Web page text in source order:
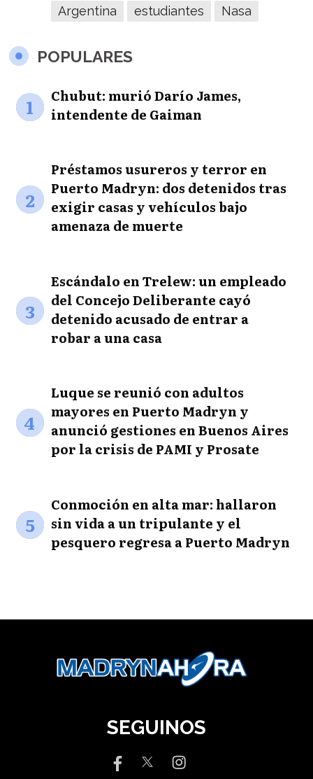
Argentina estudiantes Nasa
POPULARES
1
Chubut: murió Darío James,
intendente de Gaiman
2
Préstamos usureros y terror en
Puerto Madryn: dos detenidos tras
exigir casas y vehículos bajo
amenaza de muerte
3
Escándalo en Trelew: un empleado
del Concejo Deliberante cayó
detenido acusado de entrar a
robar a una casa
4
Luque se reunió con adultos
mayores en Puerto Madryn y
anunció gestiones en Buenos Aires
por la crisis de PAMI y Prosate
5
Conmoción en alta mar: hallaron
sin vida a un tripulante y el
pesquero regresa a Puerto Madryn
SEGUINOS